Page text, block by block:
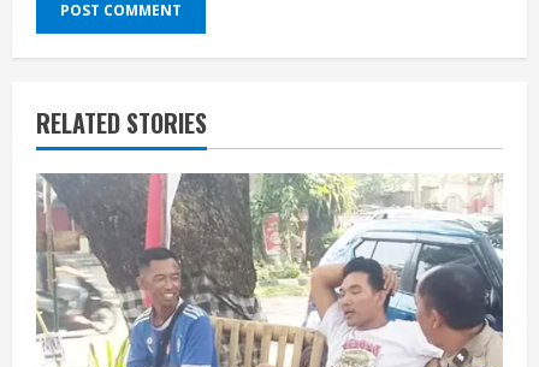
RELATED STORIES